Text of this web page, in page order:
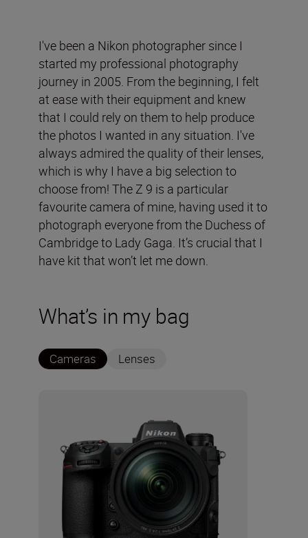
I've been a Nikon photographer since I
started my professional photography
journey in 2005. From the beginning, I felt
at ease with their equipment and knew
that I could rely on them to help produce
the photos I wanted in any situation. I've
always admired the quality of their lenses,
which is why I have a big selection to
choose from! The Z 9 is a particular
favourite camera of mine, having used it to
photograph everyone from the Duchess of
Cambridge to Lady Gaga. It’s crucial that I
have kit that won’t let me down.
What’s in my bag
Cameras Lenses